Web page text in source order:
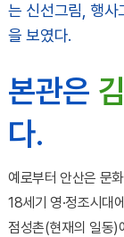
는 신선그림, 행사
을 보였다.
본관은
다.
예로부터 안산은 문
18세기 영·정조시대
점성촌(현재의 일동)